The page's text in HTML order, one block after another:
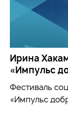
Ирина
«Импульс
Фестиваль
«Импульс